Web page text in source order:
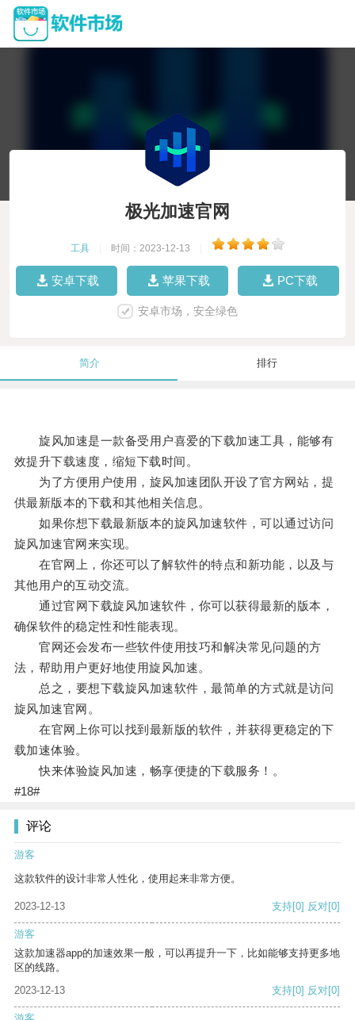
极光加速官网
工具 时间：2023-12-13
安卓下载 苹果下载 PC下载
安卓市场，安全绿色
简介 排行
旋风加速是一款备受用户喜爱的下载加速工具，能够有
效提升下载速度，缩短下载时间。
为了方便用户使用，旋风加速团队开设了官方网站，提
供最新版本的下载和其他相关信息。
如果你想下载最新版本的旋风加速软件，可以通过访问
旋风加速官网来实现。
在官网上，你还可以了解软件的特点和新功能，以及与
其他用户的互动交流。
通过官网下载旋风加速软件，你可以获得最新的版本，
确保软件的稳定性和性能表现。
官网还会发布一些软件使用技巧和解决常见问题的方
法，帮助用户更好地使用旋风加速。
总之，要想下载旋风加速软件，最简单的方式就是访问
旋风加速官网。
在官网上你可以找到最新版的软件，并获得更稳定的下
载加速体验。
快来体验旋风加速，畅享便捷的下载服务！。
#18#
评论
游客
这款软件的设计非常人性化，使用起来非常方便。
2023-12-13 支持[0] 反对[0]
游客
这款加速器app的加速效果一般，可以再提升一下，比如能够支持更多地
区的线路。
2023-12-13
支持[0] 反对[0]